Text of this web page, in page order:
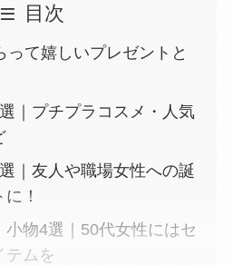
目次
って嬉しいプレゼントと
｜プチプラコスメ・人気
｜友人や職場女性への誕
！
小物4選｜50代女性にはセ
テムを